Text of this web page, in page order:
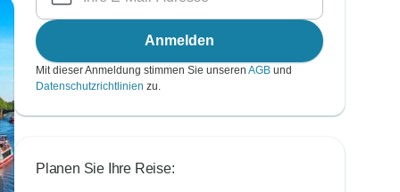
Anmelden
Mit dieser Anmeldung stimmen Sie unseren AGB und
Datenschutzrichtlinien zu.
Planen Sie Ihre Reise: